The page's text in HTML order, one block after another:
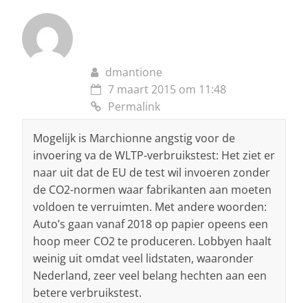
dmantione
7 maart 2015 om 11:48
Permalink
Mogelijk is Marchionne angstig voor de
invoering va de WLTP-verbruikstest: Het ziet er
naar uit dat de EU de test wil invoeren zonder
de CO2-normen waar fabrikanten aan moeten
voldoen te verruimten. Met andere woorden:
Auto’s gaan vanaf 2018 op papier opeens een
hoop meer CO2 te produceren. Lobbyen haalt
weinig uit omdat veel lidstaten, waaronder
Nederland, zeer veel belang hechten aan een
betere verbruikstest.